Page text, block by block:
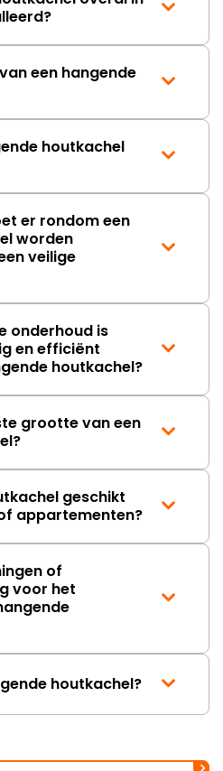
een hangende
houtkachel
er rondom een
worden
veilige
onderhoud is
en efficiënt
houtkachel?
grootte van een
geschikt
appartementen?
of
voor het
houtkachel?